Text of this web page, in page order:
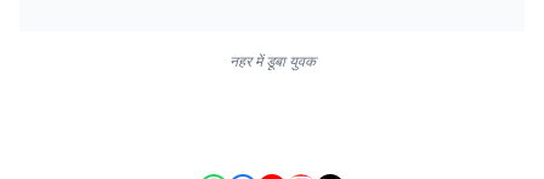
नहर में डूबा युवक